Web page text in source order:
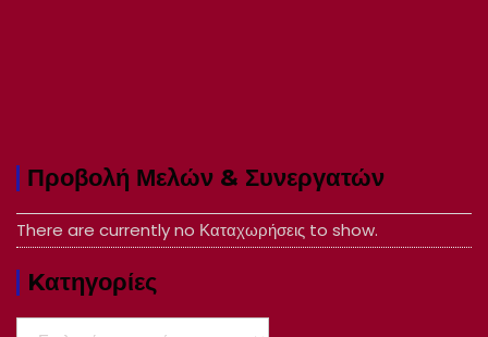
Προβολή Μελών & Συνεργατών
There are currently no Καταχωρήσεις to show.
Kατηγορίες